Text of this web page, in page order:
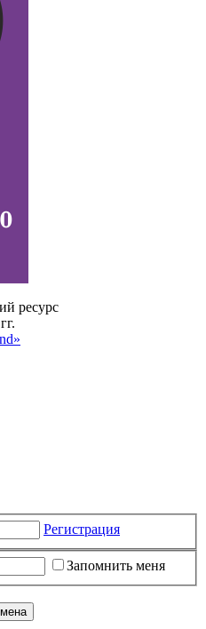
ресурс
Регистрация
Запомнить меня